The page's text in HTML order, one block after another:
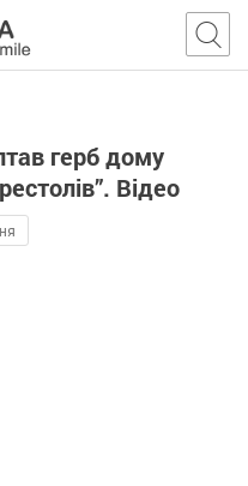
герб дому
Відео